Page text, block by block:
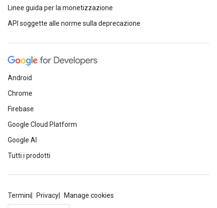
Linee guida per la monetizzazione
API soggette alle norme sulla deprecazione
Android
Chrome
Firebase
Google Cloud Platform
Google AI
Tutti i prodotti
Termini Privacy Manage cookies